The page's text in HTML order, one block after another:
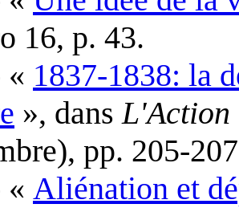
16, p. 43.
« 1837-1838: la
», dans L'Action
pp. 205-
« Aliénation et